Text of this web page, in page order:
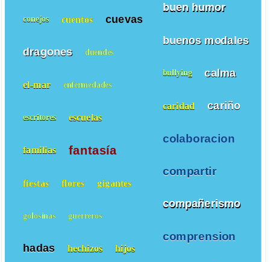
buen humor
buenos modales
bullying calma
caridad cariño
colaboracion
compartir
compañerismo
comprension
conejos cuentos cuevas
dragones duendes
el-mar enfermedades
escritores escuelas
familias fantasía
fiestas flores gigantes
golosinas guerreros
hadas hechizos hijos